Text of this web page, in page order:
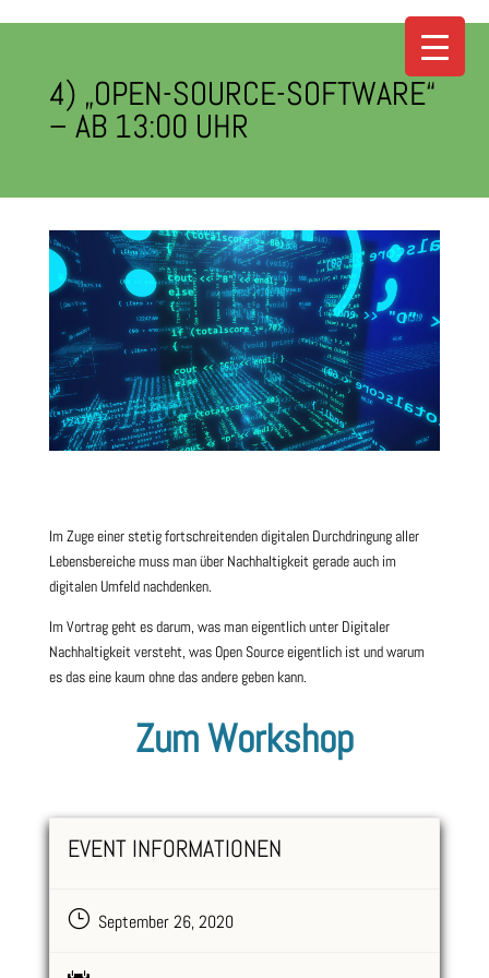
4) „OPEN-SOURCE-SOFTWARE“
– AB 13:00 UHR
Im Zuge einer stetig fortschreitenden digitalen Durchdringung aller
Lebensbereiche muss man über Nachhaltigkeit gerade auch im
digitalen Umfeld nachdenken.
Im Vortrag geht es darum, was man eigentlich unter Digitaler
Nachhaltigkeit versteht, was Open Source eigentlich ist und warum
es das eine kaum ohne das andere geben kann.
Zum Workshop
EVENT INFORMATIONEN
}September 26, 2020